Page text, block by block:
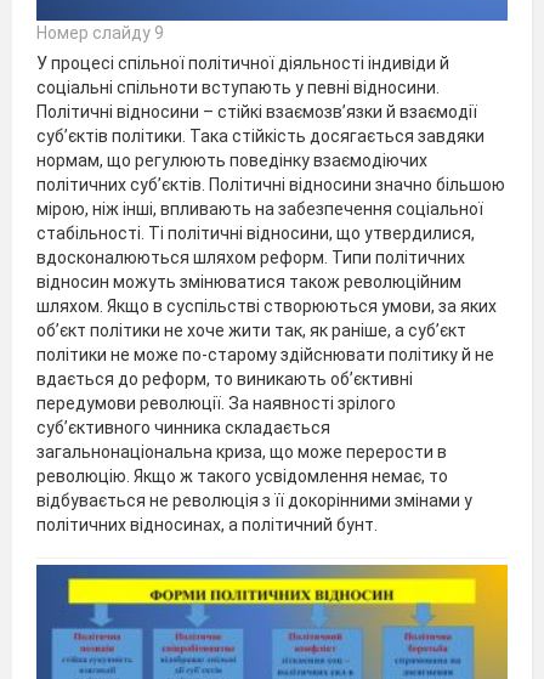
Номер слайду 9
У процесі спільної політичної діяльності індивіди й
соціальні спільноти вступають у певні відносини.
Політичні відносини – стійкі взаємозв’язки й взаємодії
суб’єктів політики. Така стійкість досягається завдяки
нормам, що регулюють поведінку взаємодіючих
політичних суб’єктів. Політичні відносини значно більшою
мірою, ніж інші, впливають на забезпечення соціальної
стабільності. Ті політичні відносини, що утвердилися,
вдосконалюються шляхом реформ. Типи політичних
відносин можуть змінюватися також революційним
шляхом. Якщо в суспільстві створюються умови, за яких
об’єкт політики не хоче жити так, як раніше, а суб’єкт
політики не може по-старому здійснювати політику й не
вдається до реформ, то виникають об’єктивні
передумови революції. За наявності зрілого
суб’єктивного чинника складається
загальнонаціональна криза, що може перерости в
революцію. Якщо ж такого усвідомлення немає, то
відбувається не революція з її докорінними змінами у
політичних відносинах, а політичний бунт.